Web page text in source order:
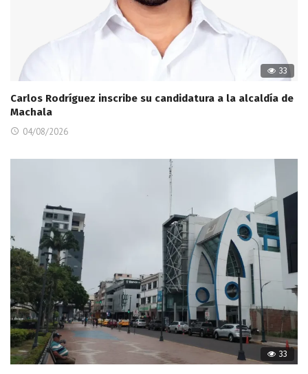
33
Carlos Rodríguez inscribe su candidatura a la alcaldía de
Machala
04/08/2026
33